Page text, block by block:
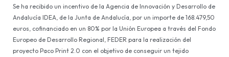
Se ha recibido un incentivo de la Agencia de Innovación y Desarrollo de
Andalucía IDEA, de la Junta de Andalucía, por un importe de 168.479,50
euros, cofinanciado en un 80% por la Unión Europea a través del Fondo
Europeo de Desarrollo Regional, FEDER para la realización del
proyecto Paco Print 2.0 con el objetivo de conseguir un tejido